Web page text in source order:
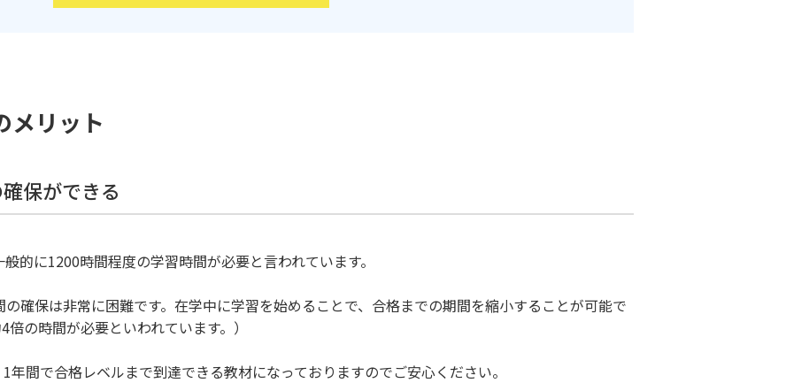
メリット
保ができる
的に1200時間程度の学習時間が必要と言われています。
確保は非常に困難です。在学中に学習を始めることで、合格までの期間を縮小することが可能で
の時間が必要といわれています。）
間で合格レベルまで到達できる教材になっておりますのでご安心ください。